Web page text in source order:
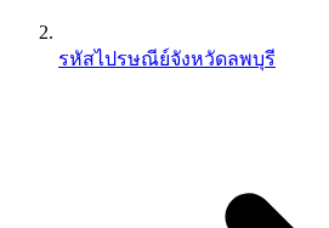
รหัสไปรษณีย์จังหวัดลพบุรี